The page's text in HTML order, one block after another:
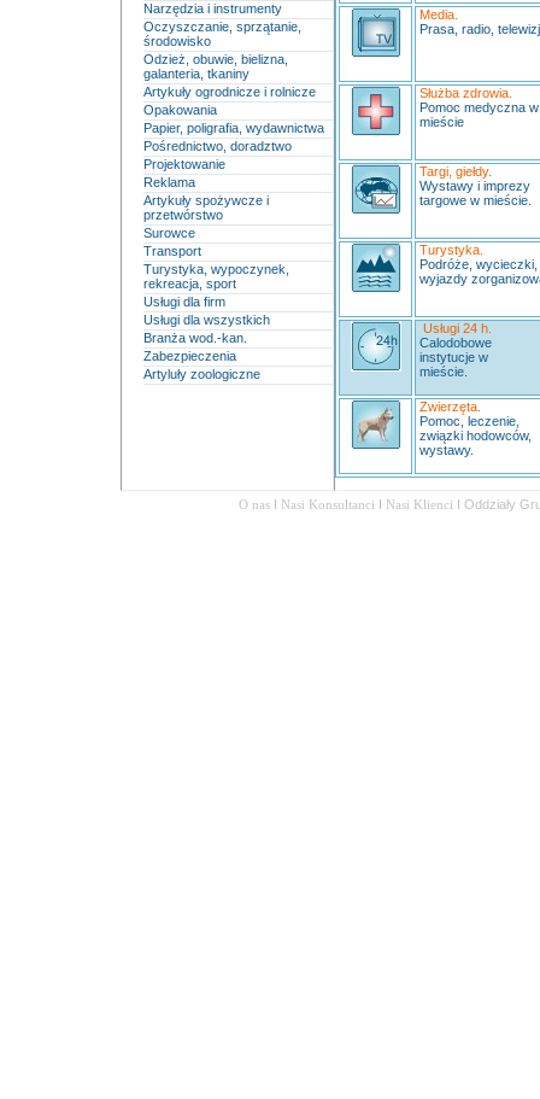
Narzędzia i instrumenty
Oczyszczanie, sprzątanie,
środowisko
Odzież, obuwie, bielizna,
galanteria, tkaniny
Artykuły ogrodnicze i rolnicze
Opakowania
Papier, poligrafia, wydawnictwa
Pośrednictwo, doradztwo
Projektowanie
Reklama
Artykuły spożywcze i
przetwórstwo
Surowce
Transport
Turystyka, wypoczynek,
rekreacja, sport
Usługi dla firm
Usługi dla wszystkich
Branża wod.-kan.
Zabezpieczenia
Artyluły zoologiczne
Media.
Prasa, radio,
Służba zdrowia.
Pomoc medyczna
mieście
Targi, giełdy.
Wystawy i imprezy
targowe w mieście.
Turystyka.
Podróże, wycieczki,
wyjazdy
Usługi 24 h.
Calodobowe
instytucje w
mieście.
Zwierzęta.
Pomoc, leczenie,
związki hodowców,
wystawy.
O nas I Nasi Konsultanci I Nasi Klienci I Oddziały